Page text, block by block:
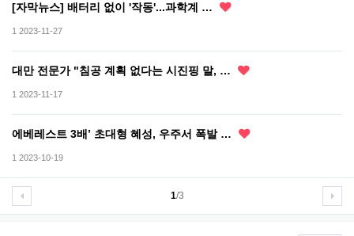
[자막뉴스] 배터리 없이 '작동'...과학계 …
1 2023-11-27
대만 전문가 "침공 계획 없다는 시진핑 말, …
1 2023-11-17
에베레스트 3배’ 초대형 혜성, 우주서 폭발 …
1 2023-10-19
1/3